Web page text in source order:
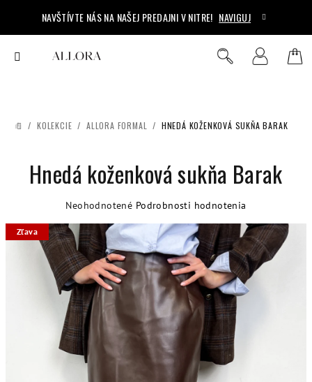
obsah
NAVŠTÍVTE NÁS NA NAŠEJ PREDAJNI V NITRE! NAVIGUJ
DOMOV
/ KOLEKCIE / ALLORA FORMAL / HNEDÁ KOŽENKOVÁ SUKŇA BARAK
Hnedá koženková sukňa Barak
Priemerné
produktu
je
0,0
z
5
hviezdičiek.
Neohodnotené Podrobnosti hodnotenia
Zľava